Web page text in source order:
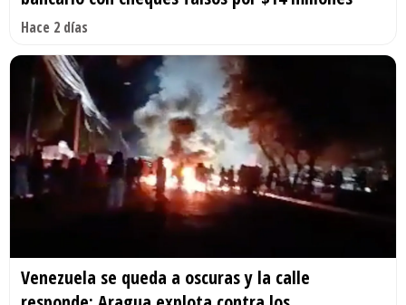
Hace 2 días
Venezuela se queda a oscuras y la calle